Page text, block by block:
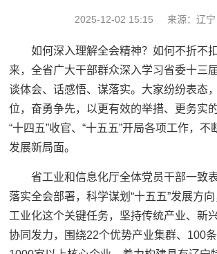
2025-12-02 15:15 来源：辽
如何深入理解全会精神？如何不折不
来，全省广大干部群众深入学习省委十三
谈体会、话感悟、谋落实。大家纷纷表态
位，奋勇争先，以更有效的举措、更务实
“十四五”收官、“十五五”开局各项工作，
发展新局面。
省工业和信息化厅全体党员干部一致
落实全会部署，科学谋划“十五五”发展方
工业化这个关键任务，坚持传统产业、新
协同发力，围绕22个优势产业集群、100条